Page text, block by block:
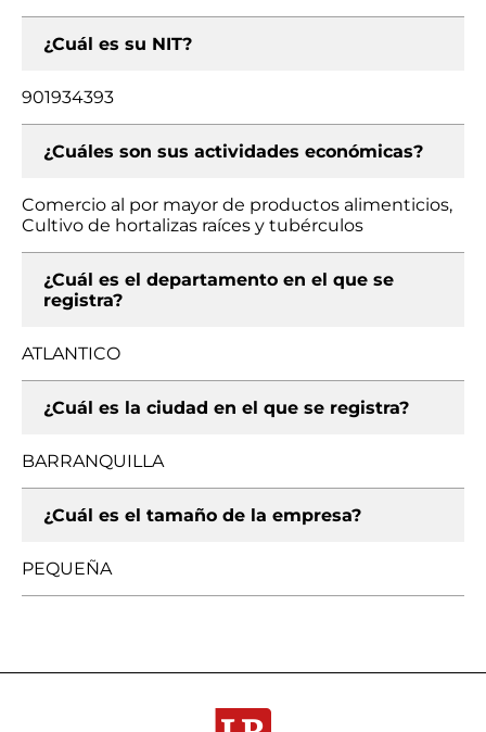
¿Cuál es su NIT?
901934393
¿Cuáles son sus actividades económicas?
Comercio al por mayor de productos alimenticios,
Cultivo de hortalizas raíces y tubérculos
¿Cuál es el departamento en el que se
registra?
ATLANTICO
¿Cuál es la ciudad en el que se registra?
BARRANQUILLA
¿Cuál es el tamaño de la empresa?
PEQUEÑA